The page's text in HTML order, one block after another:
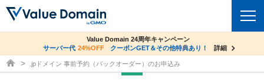
ドメイントップ
co.jpドメイン✕コアサーバーV2ビジネス応援キャンペーン
サーバー料金1年間無料
詳細
Value Domain 24周年キャンペーン
サーバー代 24%OFF クーポンGET＆その他特典あり！ 詳細
ドメイン取得ならバリュードメイン
.jpドメイン 事前予約（バックオーダー）のお申込み